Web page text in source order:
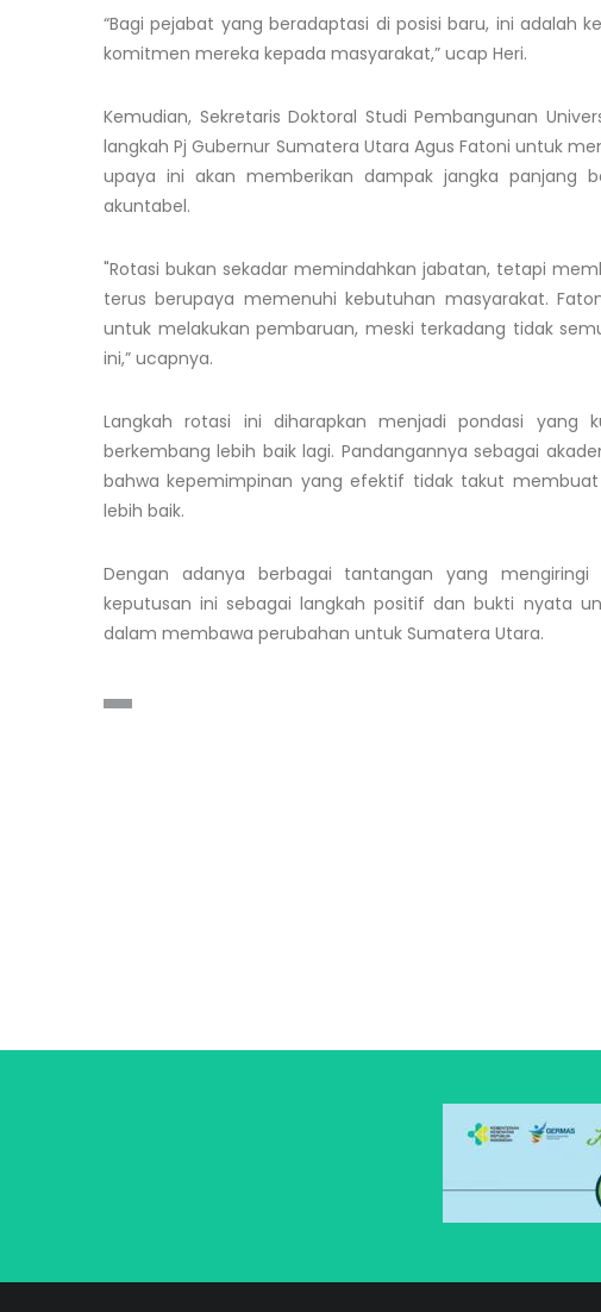
“Bagi pejabat yang beradaptasi di posisi baru, ini
komitmen mereka kepada masyarakat,” ucap Heri.
Kemudian, Sekretaris Doktoral Studi Pembangunan
langkah Pj Gubernur Sumatera Utara Agus Fatoni untuk
upaya ini akan memberikan dampak jangka panjang
akuntabel.
"Rotasi bukan sekadar memindahkan jabatan, tetapi
terus berupaya memenuhi kebutuhan masyarakat.
untuk melakukan pembaruan, meski terkadang tidak
ini,” ucapnya.
Langkah rotasi ini diharapkan menjadi pondasi yang
berkembang lebih baik lagi. Pandangannya sebagai
bahwa kepemimpinan yang efektif tidak takut
lebih baik.
Dengan adanya berbagai tantangan yang
keputusan ini sebagai langkah positif dan bukti nyata
dalam membawa perubahan untuk Sumatera Utara.